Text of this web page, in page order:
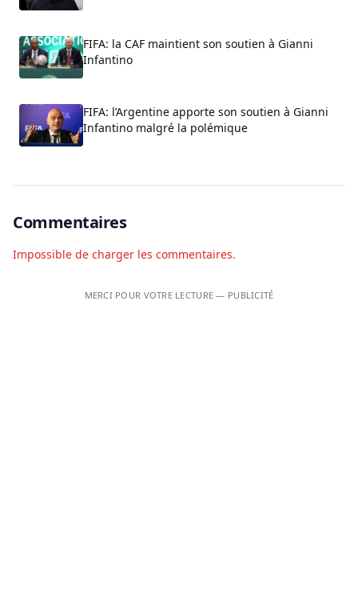
FIFA: la CAF maintient son soutien à Gianni
Infantino
FIFA: l’Argentine apporte son soutien à Gianni
Infantino malgré la polémique
Commentaires
Impossible de charger les commentaires.
MERCI POUR VOTRE LECTURE — PUBLICITÉ